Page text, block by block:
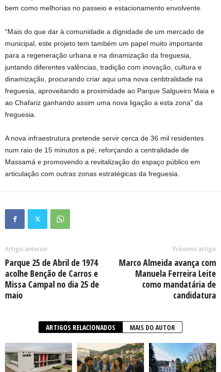
bem como melhorias no passeio e estacionamento envolvente.
“Mais do que dar à comunidade a dignidade de um mercado de
municipal, este projeto tem também um papel muito importante
para a regeneração urbana e na dinamização da freguesia,
juntando diferentes valências, tradição com inovação, cultura e
dinamização, procurando criar aqui uma nova cenbtralidade na
freguesia, aproveitando a proximidade ao Parque Salgueiro Maia e
ao Chafariz ganhando assim uma nova ligação a esta zona” da
freguesia.
A nova infraestrutura pretende servir cerca de 36 mil residentes
num raio de 15 minutos a pé, reforçando a centralidade de
Massamá e promovendo a revitalização do espaço público em
articulação com outras zonas estratégicas da freguesia.
Artigo anterior
Parque 25 de Abril de 1974
acolhe Benção de Carros e
Missa Campal no dia 25 de
maio
Próximo artigo
Marco Almeida avança com
Manuela Ferreira Leite
como mandatária de
candidatura
ARTIGOS RELACIONADOS MAIS DO AUTOR